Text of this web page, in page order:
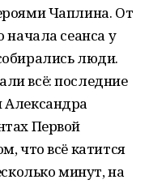
Чаплина. От
начала сеанса у
люди.
всё: последние
Александра
Первой
что всё катится
минут, на